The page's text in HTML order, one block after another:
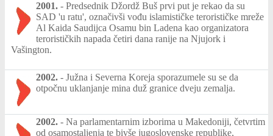
2001. - Predsednik Džordž Buš prvi put je rekao da su
SAD 'u ratu', označivši vođu islamističke terorističke mreže
Al Kaida Saudijca Osamu bin Ladena kao organizatora
terorističkih napada četiri dana ranije na Njujork i
Vašington.
2002. - Južna i Severna Koreja sporazumele su se da
otpočnu uklanjanje mina duž granice dveju zemalja.
2002. - Na parlamentarnim izborima u Makedoniji, četvrtim
od osamostaljenja te bivše jugoslovenske republike,